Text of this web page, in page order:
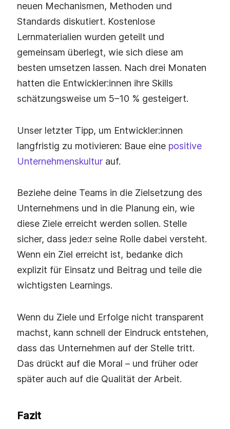
neuen Mechanismen, Methoden und
Standards diskutiert. Kostenlose
Lernmaterialien wurden geteilt und
gemeinsam überlegt, wie sich diese am
besten umsetzen lassen. Nach drei Monaten
hatten die Entwickler:innen ihre Skills
schätzungsweise um 5–10 % gesteigert.
Unser letzter Tipp, um Entwickler:innen
langfristig zu motivieren: Baue eine positive
Unternehmenskultur auf.
Beziehe deine Teams in die Zielsetzung des
Unternehmens und in die Planung ein, wie
diese Ziele erreicht werden sollen. Stelle
sicher, dass jede:r seine Rolle dabei versteht.
Wenn ein Ziel erreicht ist, bedanke dich
explizit für Einsatz und Beitrag und teile die
wichtigsten Learnings.
Wenn du Ziele und Erfolge nicht transparent
machst, kann schnell der Eindruck entstehen,
dass das Unternehmen auf der Stelle tritt.
Das drückt auf die Moral – und früher oder
später auch auf die Qualität der Arbeit.
Fazit